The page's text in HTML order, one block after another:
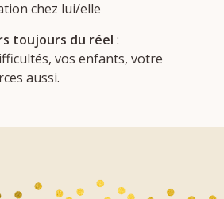
chez lui/elle
toujours du réel :
vos enfants, votre
aussi.